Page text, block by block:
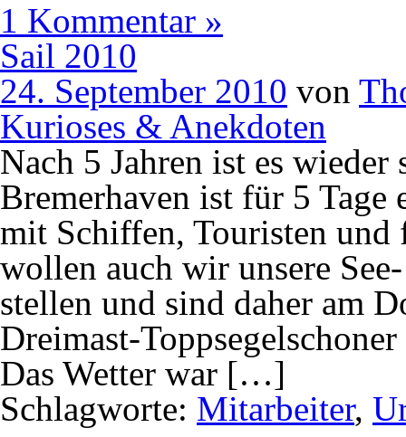
1 Kommentar »
Sail 2010
24. September 2010 von
Kurioses & Anekdoten
Nach 5 Jahren ist es
Bremerhaven ist für 5
mit Schiffen, Touristen
wollen auch wir unsere
stellen und sind daher am
Dreimast-
Das Wetter war […]
Schlagworte: Mitarbeiter,